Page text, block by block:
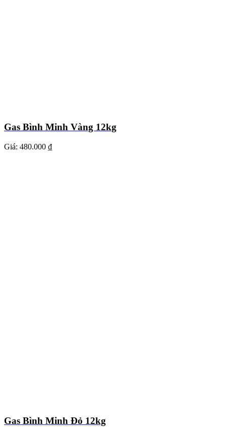
Gas Bình Minh Vàng 12kg
Giá: 480.000 ₫
Gas Bình Minh Đỏ 12kg